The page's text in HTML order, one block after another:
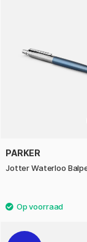
PARKER
Jotter Waterloo